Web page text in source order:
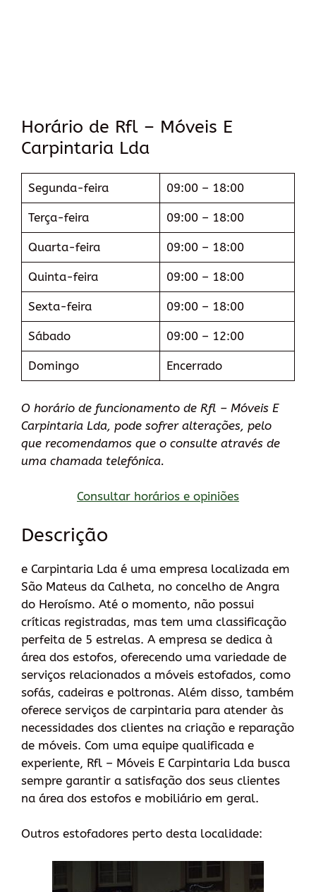
Horário de Rfl – Móveis E
Carpintaria Lda
Segunda-feira 09:00 – 18:00
Terça-feira 09:00 – 18:00
Quarta-feira 09:00 – 18:00
Quinta-feira 09:00 – 18:00
Sexta-feira 09:00 – 18:00
Sábado 09:00 – 12:00
Domingo Encerrado
O horário de funcionamento de Rfl – Móveis E
Carpintaria Lda, pode sofrer alterações, pelo
que recomendamos que o consulte através de
uma chamada telefónica.
Consultar horários e opiniões
Descrição
e Carpintaria Lda é uma empresa localizada em
São Mateus da Calheta, no concelho de Angra
do Heroísmo. Até o momento, não possui
críticas registradas, mas tem uma classificação
perfeita de 5 estrelas. A empresa se dedica à
área dos estofos, oferecendo uma variedade de
serviços relacionados a móveis estofados, como
sofás, cadeiras e poltronas. Além disso, também
oferece serviços de carpintaria para atender às
necessidades dos clientes na criação e reparação
de móveis. Com uma equipe qualificada e
experiente, Rfl – Móveis E Carpintaria Lda busca
sempre garantir a satisfação dos seus clientes
na área dos estofos e mobiliário em geral.
Outros estofadores perto desta localidade: